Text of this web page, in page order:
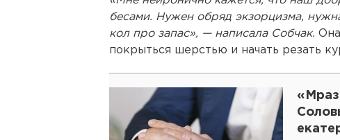
бесами. Нужен обряд экзорцизма,
кол про запас», — написала Собчак.
покрыться шерстью и начать резать